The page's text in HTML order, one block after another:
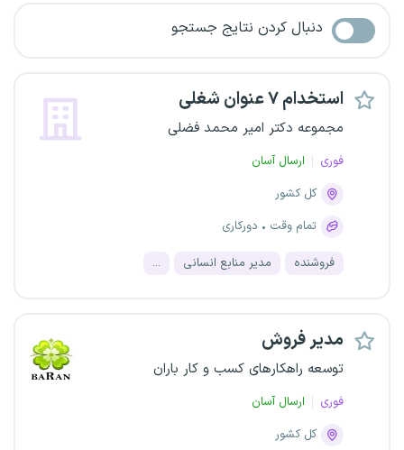
دنبال کردن نتایج جستجو
استخدام ۷ عنوان شغلی
مجموعه دکتر امیر محمد فضلی
فوری
ارسال آسان
کل کشور
تمام وقت
دورکاری
فروشنده مدیر منابع انسانی ...
مدیر فروش
توسعه راهکارهای کسب و کار باران
فوری
ارسال آسان
کل کشور